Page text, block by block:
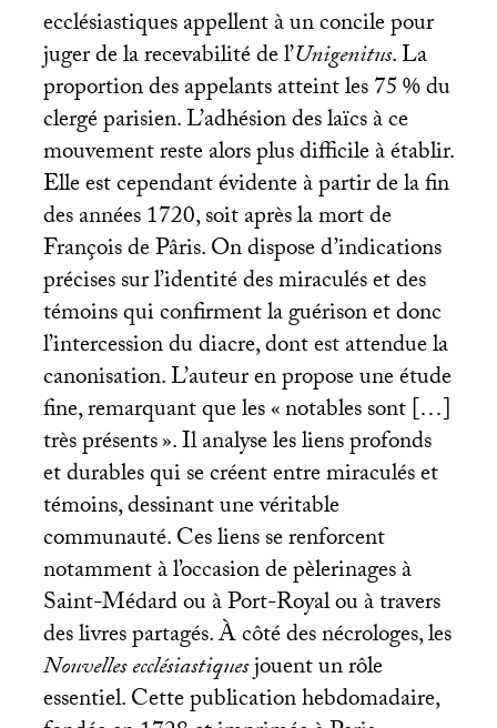
ecclésiastiques appellent à un concile pour
juger de la recevabilité de l’Unigenitus. La
proportion des appelants atteint les 75% du
clergé parisien. L’adhésion des laïcs à ce
mouvement reste alors plus difficile à établir.
Elle est cependant évidente à partir de la fin
des années 1720, soit après la mort de
François de Pâris. On dispose d’indications
précises sur l’identité des miraculés et des
témoins qui confirment la guérison et donc
l’intercession du diacre, dont est attendue la
canonisation. L’auteur en propose une étude
fine, remarquant que les «notables sont […]
très présents». Il analyse les liens profonds
et durables qui se créent entre miraculés et
témoins, dessinant une véritable
communauté. Ces liens se renforcent
notamment à l’occasion de pèlerinages à
Saint-Médard ou à Port-Royal ou à travers
des livres partagés. À côté des nécrologes, les
Nouvelles ecclésiastiquesjouent un rôle
essentiel. Cette publication hebdomadaire,